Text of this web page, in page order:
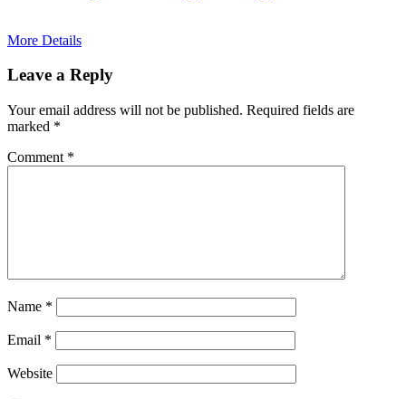
More Details
Leave a Reply
Your email address will not be published. Required fields are
marked *
Comment *
Name *
Email *
Website